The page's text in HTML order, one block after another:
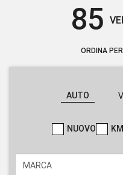
85
ORDINA PER
AUTO
NUOVO